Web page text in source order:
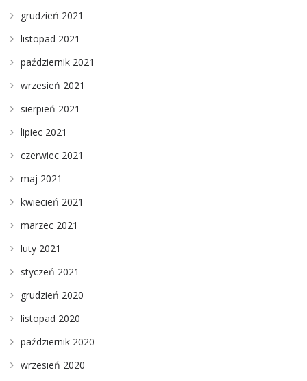
grudzień 2021
listopad 2021
październik 2021
wrzesień 2021
sierpień 2021
lipiec 2021
czerwiec 2021
maj 2021
kwiecień 2021
marzec 2021
luty 2021
styczeń 2021
grudzień 2020
listopad 2020
październik 2020
wrzesień 2020